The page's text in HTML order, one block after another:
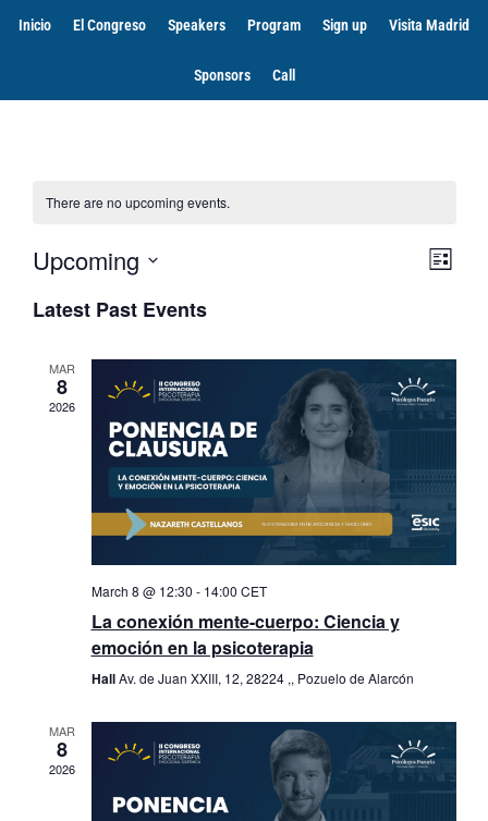
Inicio El Congreso Speakers Program Sign up Visita Madrid
Sponsors Call
There are no upcoming events.
List
Upcoming
date.
Latest Past Events
MAR
8
2026
March 8 @ 12:30 - 14:00 CET
La conexión mente-cuerpo: Ciencia y
emoción en la psicoterapia
HallAv. de Juan XXIII, 12, 28224 ,, Pozuelo de Alarcón
MAR
8
2026